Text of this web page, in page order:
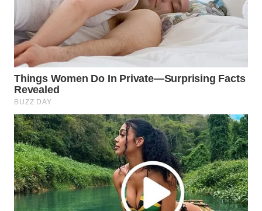
WN
PRIANGAN
TIMUR
WN
SEMARANG
WN
SOLO
WN
BOROBUDUR
WN